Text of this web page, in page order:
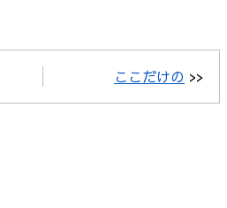
ここだけの >>